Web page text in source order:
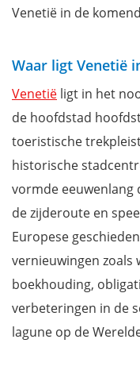
Venetië in de
Waar ligt Venetië
Venetië ligt in het
de hoofdstad
toeristische
historische
vormde eeuwenlang
de zijderoute en
Europese
vernieuwingen zoals
boekhouding,
verbeteringen in de
lagune op de